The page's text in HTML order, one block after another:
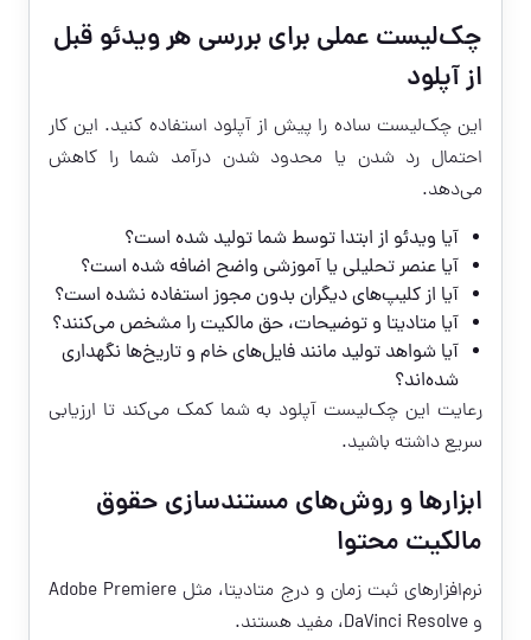
چک‌لیست عملی برای بررسی هر ویدئو قبل
از آپلود
این چک‌لیست ساده را پیش از آپلود استفاده کنید. این کار
احتمال رد شدن یا محدود شدن درآمد شما را کاهش
می‌دهد.
آیا ویدئو از ابتدا توسط شما تولید شده است؟
آیا عنصر تحلیلی یا آموزشی واضح اضافه شده است؟
آیا از کلیپ‌های دیگران بدون مجوز استفاده نشده است؟
آیا متادیتا و توضیحات، حق مالکیت را مشخص می‌کنند؟
آیا شواهد تولید مانند فایل‌های خام و تاریخ‌ها نگهداری
شده‌اند؟
رعایت این چک‌لیست آپلود به شما کمک می‌کند تا ارزیابی
سریع داشته باشید.
ابزارها و روش‌های مستندسازی حقوق
مالکیت محتوا
نرم‌افزارهای ثبت زمان و درج متادیتا، مثل Adobe Premiere
و DaVinci Resolve، مفید هستند.